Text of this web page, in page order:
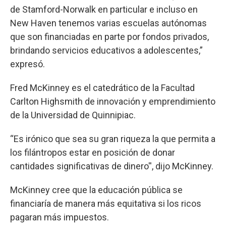
de Stamford-Norwalk en particular e incluso en
New Haven tenemos varias escuelas autónomas
que son financiadas en parte por fondos privados,
brindando servicios educativos a adolescentes,”
expresó.
Fred McKinney es el catedrático de la Facultad
Carlton Highsmith de innovación y emprendimiento
de la Universidad de Quinnipiac.
“Es irónico que sea su gran riqueza la que permita a
los filántropos estar en posición de donar
cantidades significativas de dinero'', dijo McKinney.
McKinney cree que la educación pública se
financiaría de manera más equitativa si los ricos
pagaran más impuestos.